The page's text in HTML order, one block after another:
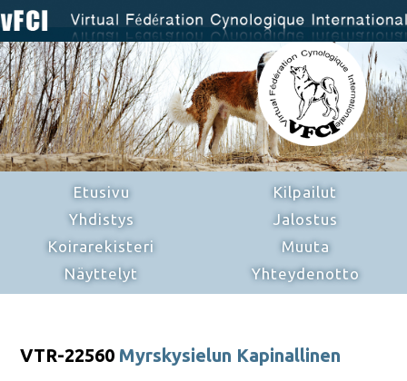
Etusivu
Yhdistys
Koirarekisteri
Näyttelyt
Kilpailut
Jalostus
Muuta
Yhteydenotto
VTR-22560 Myrskysielun Kapinallinen